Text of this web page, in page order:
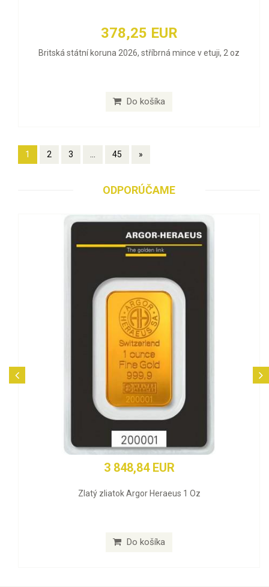
378,25 EUR
Britská státní koruna 2026, stříbrná mince v etuji, 2 oz
Do košíka
1 2 3 ... 45 »
ODPORÚČAME
3 848,84 EUR
Zlatý zliatok Argor Heraeus 1 Oz
Do košíka